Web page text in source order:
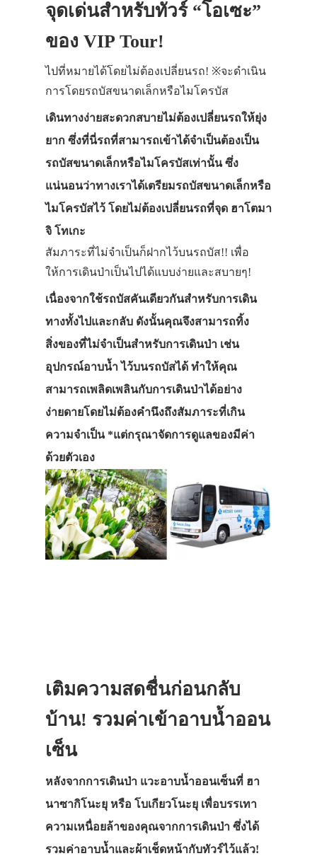
จุดเด่นสำหรับทัวร์ “โอเซะ”
ของ VIP Tour!
ไปที่หมายได้โดยไม่ต้องเปลี่ยนรถ! ※จะดำเนิน
การโดยรถบัสขนาดเล็กหรือไมโครบัส
เดินทางง่ายสะดวกสบายไม่ต้องเปลี่ยนรถให้ยุ่ง
ยาก ซึ่งที่นี่รถที่สามารถเข้าได้จำเป็นต้องเป็น
รถบัสขนาดเล็กหรือไมโครบัสเท่านั้น ซึ่ง
แน่นอนว่าทางเราได้เตรียมรถบัสขนาดเล็กหรือ
ไมโครบัสไว้ โดยไม่ต้องเปลี่ยนรถที่จุด ฮาโตมา
จิ โทเกะ
สัมภาระที่ไม่จำเป็นก็ฝากไว้บนรถบัส!! เพื่อ
ให้การเดินป่าเป็นไปได้แบบง่ายและสบายๆ!
เนื่องจากใช้รถบัสคันเดียวกันสำหรับการเดิน
ทางทั้งไปและกลับ ดังนั้นคุณจึงสามารถทิ้ง
สิ่งของที่ไม่จำเป็นสำหรับการเดินป่า เช่น
อุปกรณ์อาบน้ำ ไว้บนรถบัสได้ ทำให้คุณ
สามารถเพลิดเพลินกับการเดินป่าได้อย่าง
ง่ายดายโดยไม่ต้องคำนึงถึงสัมภาระที่เกิน
ความจำเป็น *แต่กรุณาจัดการดูแลของมีค่า
ด้วยตัวเอง
เติมความสดชื่นก่อนกลับ
บ้าน! รวมค่าเข้าอาบน้ำออน
เซ็น
หลังจากการเดินป่า แวะอาบน้ำออนเซ็นที่ ฮา
นาซากิโนะยุ หรือ โบเกียวโนะยุ เพื่อบรรเทา
ความเหนื่อยล้าของคุณจากการเดินป่า ซึ่งได้
รวมค่าอาบน้ำและผ้าเช็ดหน้ากับทัวร์ไว้แล้ว!